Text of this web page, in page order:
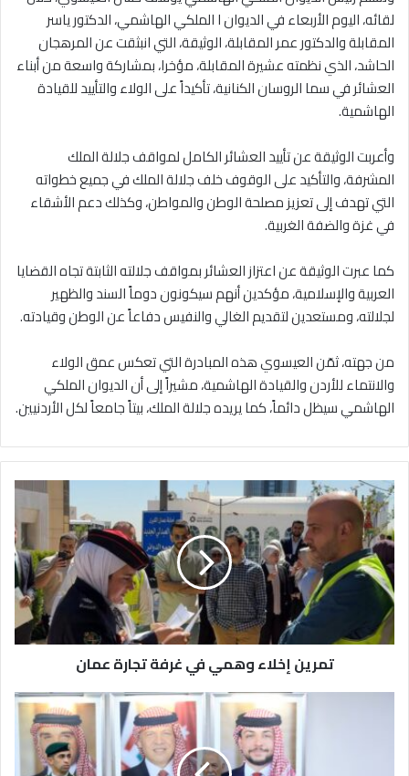
لقائه، اليوم الأربعاء في الديوان ا الملكي الهاشمي، الدكتور ياسر
المقابلة والدكتور عمر المقابلة، الوثيقة، التي انبثقت عن المرهجان
الحاشد، الذي نظمته عشيرة المقابلة، مؤخرا، بمشاركة واسعة من أبناء
العشائر في سما الروسان الكنانية، تأكيداً على الولاء والتأييد للقيادة
الهاشمية.
وأعربت الوثيقة عن تأييد العشائر الكامل لمواقف جلالة الملك
المشرفة، والتأكيد على الوقوف خلف جلالة الملك في جميع خطواته
التي تهدف إلى تعزيز مصلحة الوطن والمواطن، وكذلك دعم الأشقاء
في غزة والضفة الغربية.
كما عبرت الوثيقة عن اعتزاز العشائر بمواقف جلالته الثابتة تجاه القضايا
العربية والإسلامية، مؤكدين أنهم سيكونون دوماً السند والظهير
لجلالته، ومستعدين لتقديم الغالي والنفيس دفاعاً عن الوطن وقيادته.
من جهته، ثمّن العيسوي هذه المبادرة التي تعكس عمق الولاء
والانتماء للأردن والقيادة الهاشمية، مشيراً إلى أن الديوان الملكي
الهاشمي سيظل دائماً، كما يريده جلالة الملك، بيتاً جامعاً لكل الأردنيين.
ت
م
ر
ي
ن
إ
خ
ا
تمرين إخلاء وهمي في غرفة تجارة عمان